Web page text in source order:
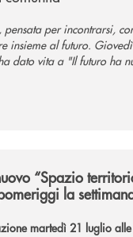
pensata per incontrarsi,
insieme al futuro.
dato vita a "Il futuro ha
“Spazio
la
martedì 21 luglio